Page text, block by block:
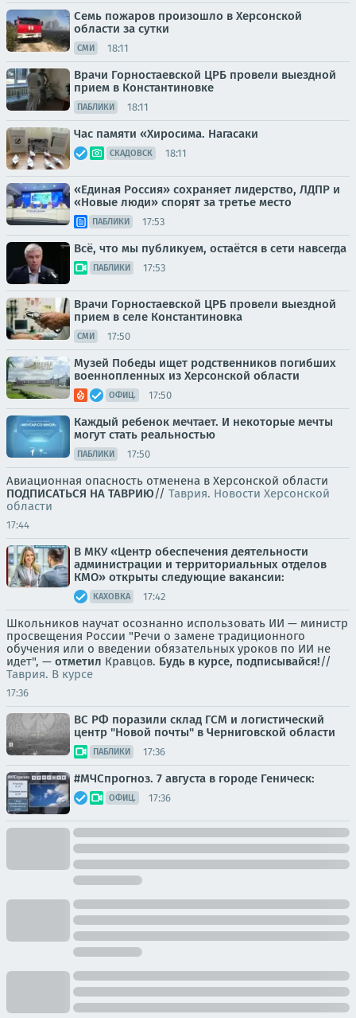
Семь пожаров произошло в Херсонской
области за сутки
СМИ 18:11
Врачи Горностаевской ЦРБ провели выездной
прием в Константиновке
ПАБЛИКИ 18:11
Час памяти «Хиросима. Нагасаки
СКАДОВСК 18:11
«Единая Россия» сохраняет лидерство, ЛДПР и
«Новые люди» спорят за третье место
ПАБЛИКИ 17:53
Всё, что мы публикуем, остаётся в сети навсегда
ПАБЛИКИ 17:53
Врачи Горностаевской ЦРБ провели выездной
прием в селе Константиновка
СМИ 17:50
Музей Победы ищет родственников погибших
военнопленных из Херсонской области
ОФИЦ. 17:50
Каждый ребенок мечтает. И некоторые мечты
могут стать реальностью
ПАБЛИКИ 17:50
Авиационная опасность отменена в Херсонской области
ПОДПИСАТЬСЯ НА ТАВРИЮ// Таврия. Новости Херсонской
области
17:44
В МКУ «Центр обеспечения деятельности
администрации и территориальных отделов
КМО» открыты следующие вакансии:
КАХОВКА 17:42
Школьников научат осознанно использовать ИИ — министр
просвещения России "Речи о замене традиционного
обучения или о введении обязательных уроков по ИИ не
идет", — отметил Кравцов. Будь в курсе, подписывайся!//
Таврия. В курсе
17:36
ВС РФ поразили склад ГСМ и логистический
центр "Новой почты" в Черниговской области
ПАБЛИКИ 17:36
#МЧСпрогноз. 7 августа в городе Геническ:
ОФИЦ. 17:36